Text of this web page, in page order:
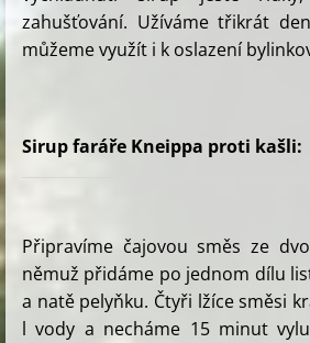
zahušťování. Užíváme třikrát
můžeme využít i k oslazení
Sirup faráře Kneippa proti kašli:
Připravíme čajovou směs ze
němuž přidáme po jednom dílu
a natě pelyňku. Čtyři lžíce směsi
l vody a necháme 15 minut